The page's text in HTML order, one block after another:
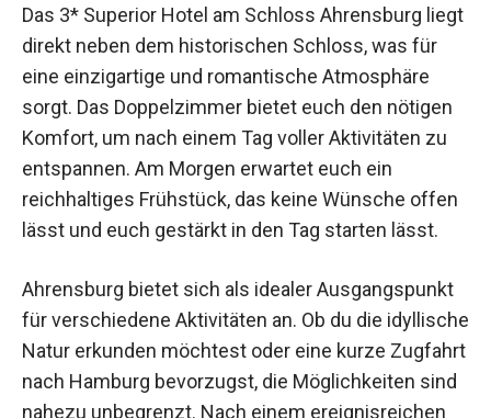
Das 3* Superior Hotel am Schloss Ahrensburg
liegt direkt neben dem historischen Schloss, was
für eine einzigartige und romantische
Atmosphäre sorgt. Das Doppelzimmer bietet
euch den nötigen Komfort, um nach einem Tag
voller Aktivitäten zu entspannen. Am Morgen
erwartet euch ein reichhaltiges Frühstück, das
den Tag starten lässt.
Ahrensburg bietet sich als idealer
Ausgangspunkt für verschiedene Aktivitäten an.
Ob du die idyllische Natur erkunden möchtest